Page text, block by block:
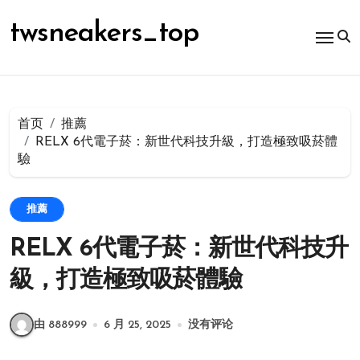
容
twsneakers_top
首页
推薦
RELX 6代電子菸：新世代科技升級，打造極致吸菸體
驗
推薦
RELX 6代電子菸：新世代科技升
級，打造極致吸菸體驗
由 888999 6 月 25, 2025 没有评论